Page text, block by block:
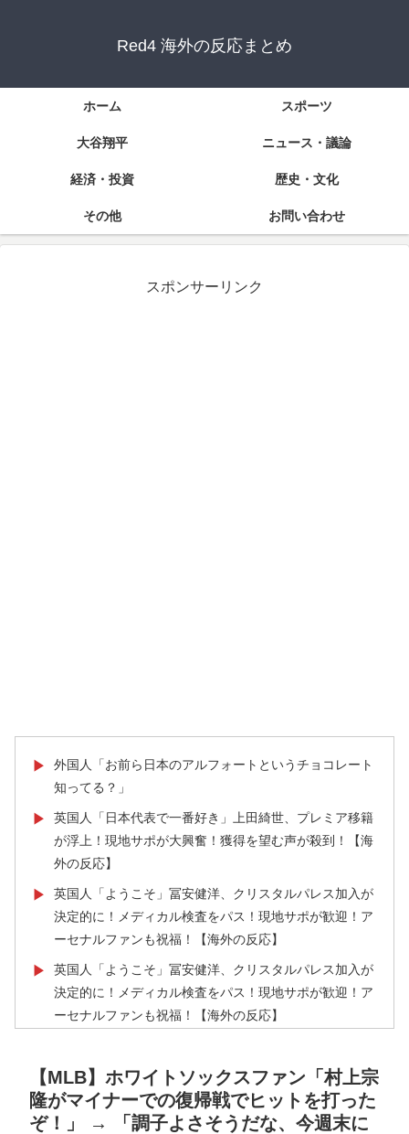
Red4 海外の反応まとめ
ホーム スポーツ
大谷翔平 ニュース・議論
経済・投資 歴史・文化
その他 お問い合わせ
スポンサーリンク
▶
外国人「お前ら日本のアルフォートというチョコレート
知ってる？」
▶
英国人「日本代表で一番好き」上田綺世、プレミア移籍
が浮上！現地サポが大興奮！獲得を望む声が殺到！【海
外の反応】
▶
英国人「ようこそ」冨安健洋、クリスタルパレス加入が
決定的に！メディカル検査をパス！現地サポが歓迎！ア
ーセナルファンも祝福！【海外の反応】
▶
英国人「ようこそ」冨安健洋、クリスタルパレス加入が
決定的に！メディカル検査をパス！現地サポが歓迎！ア
ーセナルファンも祝福！【海外の反応】
次の患者に顔面を殴られた」医師たちが語る忘れられな
い症例…
▶ 【海外の反応】なぜイチローはあんなに敬遠四球が多か
【MLB】ホワイトソックスファン「村上宗
隆がマイナーでの復帰戦でヒットを打った
ぞ！」 → 「調子よさそうだな、今週末に